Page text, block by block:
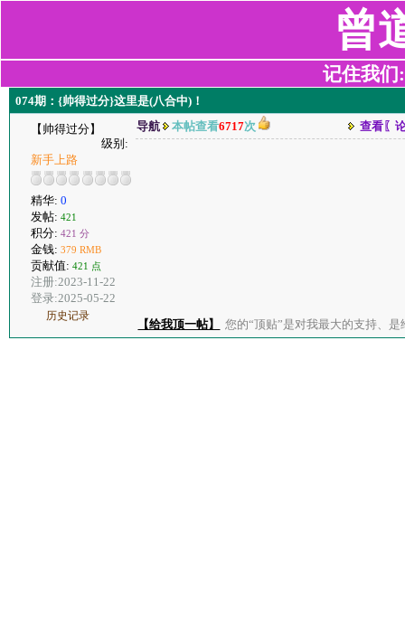
曾
记住我们
074期：{帅得过分}这里是(八合中)！
【帅得过分】
级别:
新手上路
精华: 0
发帖: 421
积分: 421 分
金钱: 379 RMB
贡献值: 421 点
注册:2023-11-22
登录:2025-05-22
历史记录
导航 本帖查看6717次 查看〖
【给我顶一帖】 您的“顶贴”是对我最大的支持、